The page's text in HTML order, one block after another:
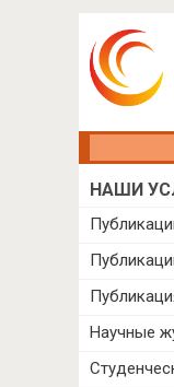
НАШИ
Научные